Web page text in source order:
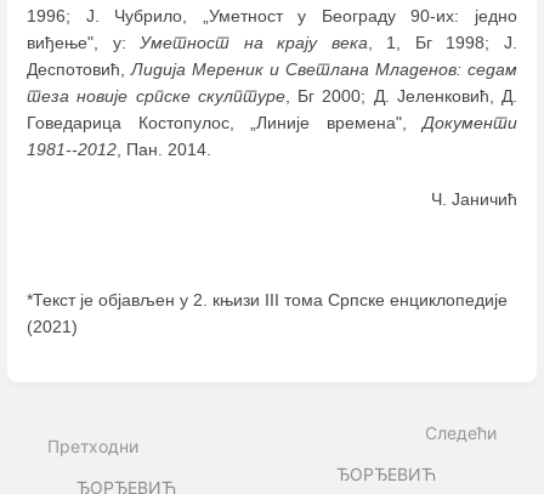
1996; J. Чубрило, „Уметност у Београду 90-их: једно
виђење", у:Уметност на крају века , 1, Бг 1998; J.
Деспотовић, Лидија Мереник и Светлана Младенов: седам
теза новије српске скулптуре, Бг 2000; Д. Јеленковић, Д.
Говедарица Костопулос, „Линије времена", Документи
1981--2012 , Пан. 2014.
Ч. Јаничић
*Текст је објављен у 2. књизи III тома Српске енциклопедије
(2021)
mode
Претходни
ЂОРЂЕВИЋ
Следећи
ЂОРЂЕВИЋ